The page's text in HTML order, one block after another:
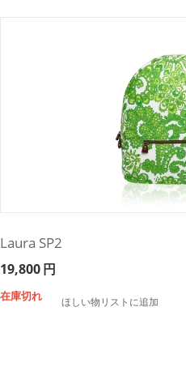
Laura SP2
19,800円
在庫切れ ほしい物リストに追加